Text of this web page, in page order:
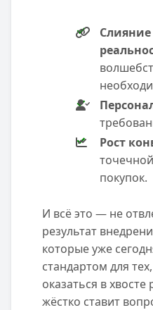
Рост
покупок.
И всё это — не
результат
которые уже
стандартом для
оказаться в
жёстко ставит